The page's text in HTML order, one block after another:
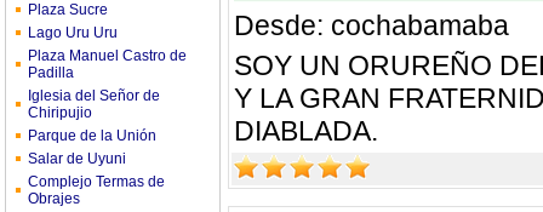
Plaza Sucre
Lago Uru Uru
Plaza Manuel Castro de
Padilla
Iglesia del Señor de
Chiripujio
Parque de la Unión
Salar de Uyuni
Complejo Termas de
Obrajes
Desde: cochabamaba
SOY UN ORUREÑO
Y LA GRAN
DIABLADA.